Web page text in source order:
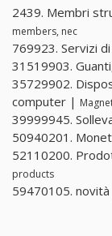
2439. Membri
members, nec
769923. Servizi
31519903.
35729902.
computer |
39999945.
50940201.
52110200.
products
59470105.